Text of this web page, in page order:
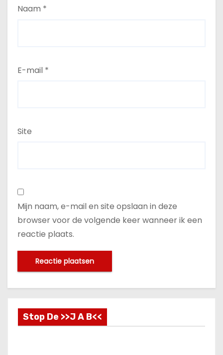
Naam *
E-mail *
Site
Mijn naam, e-mail en site opslaan in deze
browser voor de volgende keer wanneer ik een
reactie plaats.
Stop De >>J A B<<